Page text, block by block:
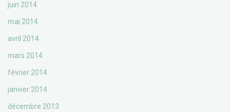
juin 2014
mai 2014
avril 2014
mars 2014
février 2014
janvier 2014
décembre 2013